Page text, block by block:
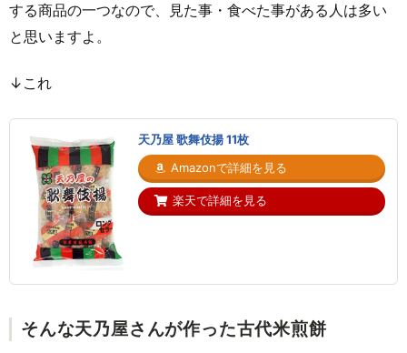
する商品の一つなので、見た事・食べた事がある人は多い
と思いますよ。
↓これ
天乃屋 歌舞伎揚 11枚
Amazonで詳細を見る
楽天で詳細を見る
そんな天乃屋さんが作った古代米煎餅